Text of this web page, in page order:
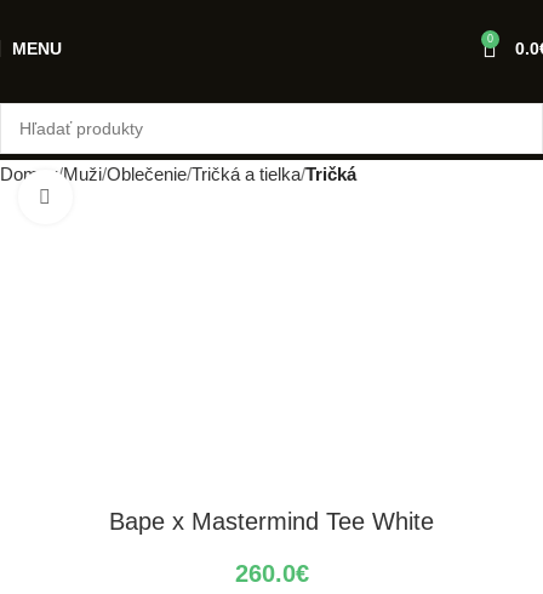
MENU 0 0.0
Domov Muži Oblečenie Tričká a tielka Tričká
Bape x Mastermind Tee White
260.0€